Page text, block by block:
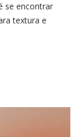
se encontrar
textura e